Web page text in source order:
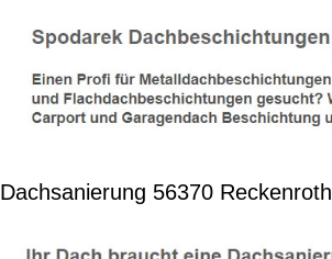
Dachsanierung 56370 Reckenroth